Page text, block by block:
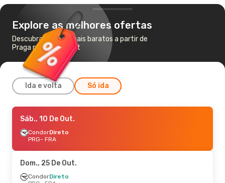
Explore as melhores ofertas
Descubra os voos mais baratos a partir de
Praga para Frankfurt
Ida e volta Só ida
Ter., 20 De Out.- Sex., 23 De Out.
LufthansaDireto
PRG- FRA
FRA- PRG
Sáb., 10 De Out.
CondorDireto
PRG- FRA
Dom., 25 De Out.
CondorDireto